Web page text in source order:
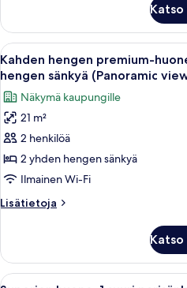
yhden
hengen
sänkyä
kuvat
premium-
huone
(kaksi
sänkyä),
yhden
hengen
sänkyä
Avaa
kaikki
huonetyypin
Kahden
hengen
premium-
huone
(kaksi
sänkyä),
2
hengen
sänkyä
10
Kahden hengen premium-
hengen sänkyä (Panoramic
Näkymä kaupungille
21 m²
2 henkilöä
2 yhden hengen sänkyä
Ilmainen Wi-Fi
Lisätietoja
Lisätietoja
premium-
huone
Avaa